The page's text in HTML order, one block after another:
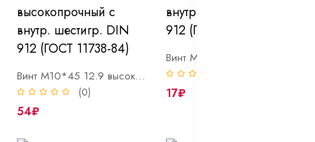
Винт М10*45 12.9 высокопрочный с внутр. шестигр. DIN 912 (ГОСТ 11738-84)
(0)
54₽
17₽